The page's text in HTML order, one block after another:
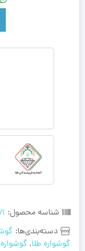
شناسه محصول:
دسته‌بندی‌ها:
گوشواره طلا,